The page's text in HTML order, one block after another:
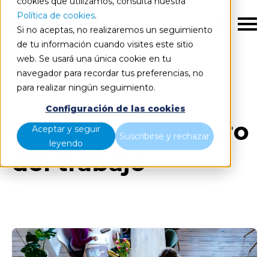
Política de cookies.
Si no aceptas, no realizaremos un seguimiento
de tu información cuando visites este sitio
web. Se usará una única cookie en tu
navegador para recordar tus preferencias, no
para realizar ningún seguimiento.
Configuración de las cookies
Aceptar y seguir
leyendo
Suscribirse y rechazar
ES
Blog Todos los artículos
Posts about futuro
del trabajo